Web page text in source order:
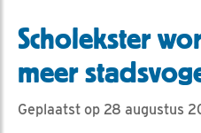
Scholekster
meer
Geplaatst op 28 augustus